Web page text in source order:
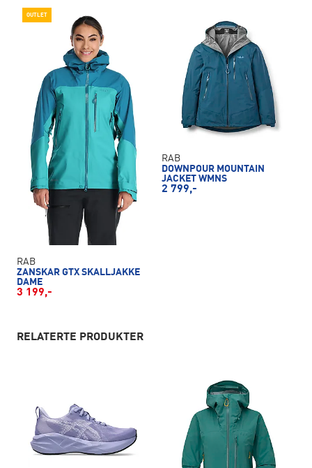
OUTLET
RAB
ZANSKAR GTX SKALLJAKKE
DAME
3 199,-
RAB
DOWNPOUR MOUNTAIN
JACKET WMNS
2 799,-
RELATERTE PRODUKTER